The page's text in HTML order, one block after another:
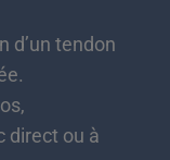
d’un tendon
direct ou à